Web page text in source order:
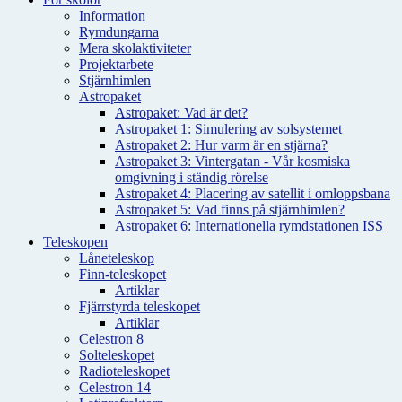
Information
Rymdungarna
Mera skolaktiviteter
Projektarbete
Stjärnhimlen
Astropaket
Astropaket: Vad är det?
Astropaket 1: Simulering av solsystemet
Astropaket 2: Hur varm är en stjärna?
Astropaket 3: Vintergatan - Vår kosmiska
omgivning i ständig rörelse
Astropaket 4: Placering av satellit i omloppsbana
Astropaket 5: Vad finns på stjärnhimlen?
Astropaket 6: Internationella rymdstationen ISS
Teleskopen
Låneteleskop
Finn-teleskopet
Artiklar
Fjärrstyrda teleskopet
Artiklar
Celestron 8
Solteleskopet
Radioteleskopet
Celestron 14